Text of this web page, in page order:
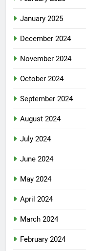
January 2025
December 2024
November 2024
October 2024
September 2024
August 2024
July 2024
June 2024
May 2024
April 2024
March 2024
February 2024